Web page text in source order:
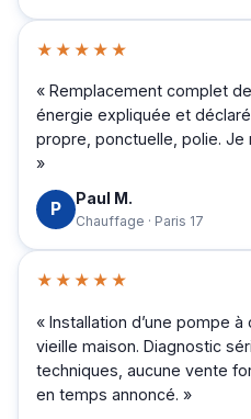
★★★★★
« Remplacement complet
énergie expliquée et
propre, ponctuelle, polie.
»
P Paul M.
Chauffage · Paris 17
★★★★★
« Installation d’une pompe
vieille maison. Diagnostic
techniques, aucune vente
en temps annoncé. »